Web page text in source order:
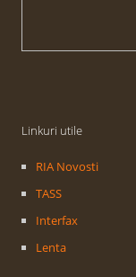
Linkuri utile
RIA Novosti
TASS
Interfax
Lenta